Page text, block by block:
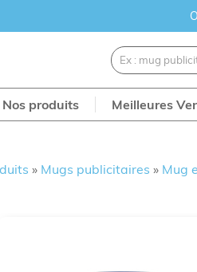
Nos produits Meilleures
» Mugs publicitaires » Mug